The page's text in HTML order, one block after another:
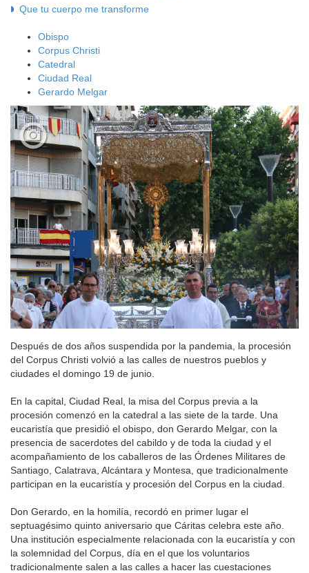
Que tu cuerpo me transforme
Obispo
Corpus Christi
Catedral
Ciudad Real
Gerardo Melgar
Después de dos años suspendida por la pandemia, la procesión
del Corpus Christi volvió a las calles de nuestros pueblos y
ciudades el domingo 19 de junio.
En la capital, Ciudad Real, la misa del Corpus previa a la
procesión comenzó en la catedral a las siete de la tarde. Una
eucaristía que presidió el obispo, don Gerardo Melgar, con la
presencia de sacerdotes del cabildo y de toda la ciudad y el
acompañamiento de los caballeros de las Órdenes Militares de
Santiago, Calatrava, Alcántara y Montesa, que tradicionalmente
participan en la eucaristía y procesión del Corpus en la ciudad.
Don Gerardo, en la homilía, recordó en primer lugar el
septuagésimo quinto aniversario que Cáritas celebra este año.
Una institución especialmente relacionada con la eucaristía y con
la solemnidad del Corpus, día en el que los voluntarios
tradicionalmente salen a las calles a hacer las cuestaciones